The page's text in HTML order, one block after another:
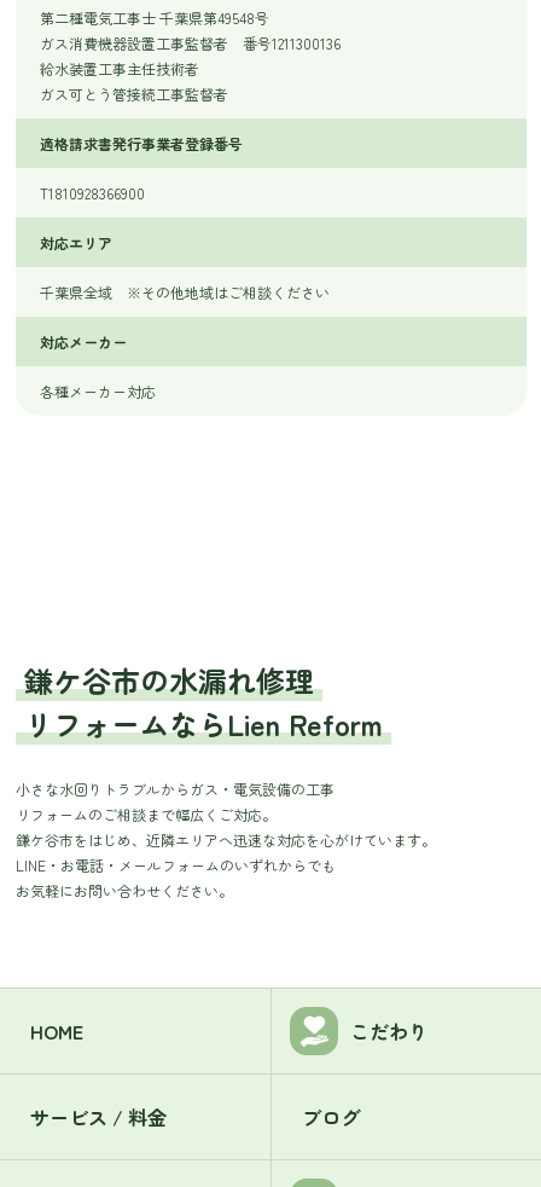
第二種電気工事士 千葉県第49548号
ガス消費機器設置工事監督者 番号1211300136
給水装置工事主任技術者
ガス可とう管接続工事監督者
適格請求書発行事業者登録番号
T1810928366900
対応エリア
千葉県全域 ※その他地域はご相談ください
対応メーカー
各種メーカー対応
鎌ケ谷市の水漏れ修理
リフォームならLien Reform
小さな水回りトラブルからガス・電気設備の工事
リフォームのご相談まで幅広くご対応。
鎌ケ谷市をはじめ、近隣エリアへ迅速な対応を心がけています。
LINE・お電話・メールフォームのいずれからでも
お気軽にお問い合わせください。
HOME こだわり
サービス / 料金 ブログ